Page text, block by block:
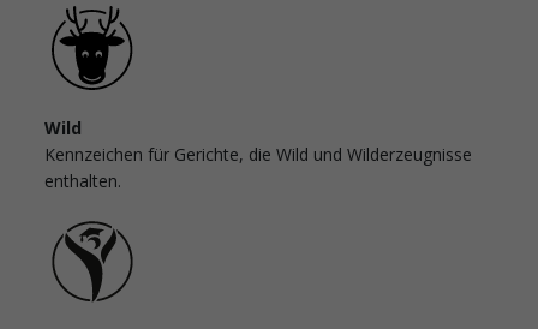
Wild
Kennzeichen für Gerichte, die Wild und Wilderzeugnisse
enthalten.